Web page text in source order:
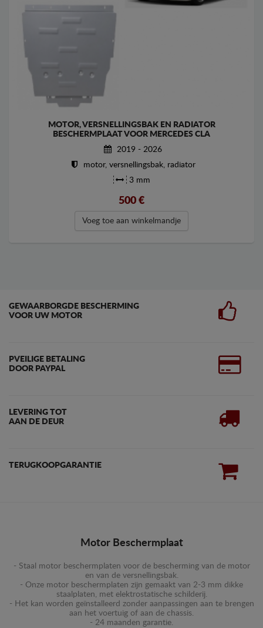
MOTOR, VERSNELLINGSBAK EN RADIATOR
BESCHERMPLAAT VOOR MERCEDES CLA
2019 - 2026
motor, versnellingsbak, radiator
3 mm
500 €
Voeg toe aan winkelmandje
GEWAARBORGDE BESCHERMING
VOOR UW MOTOR
PVEILIGE BETALING
DOOR PAYPAL
LEVERING TOT
AAN DE DEUR
TERUGKOOPGARANTIE
Motor Beschermplaat
- Staal motor beschermplaten voor de bescherming van de motor
en van de versnellingsbak.
- Onze motor beschermplaten zijn gemaakt van 2-3 mm dikke
staalplaten, met elektrostatische schilderij.
- Het kan worden geïnstalleerd zonder aanpassingen aan te brengen
aan het voertuig of aan de chassis.
- 24 maanden garantie.